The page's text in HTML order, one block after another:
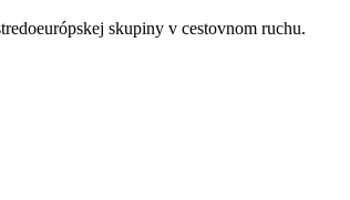
skupiny v cestovnom ruchu.